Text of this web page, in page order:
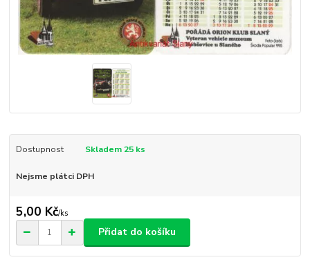
Dostupnost Skladem 25 ks
Nejsme plátci DPH
5,00 Kč/ks
Přidat do košíku